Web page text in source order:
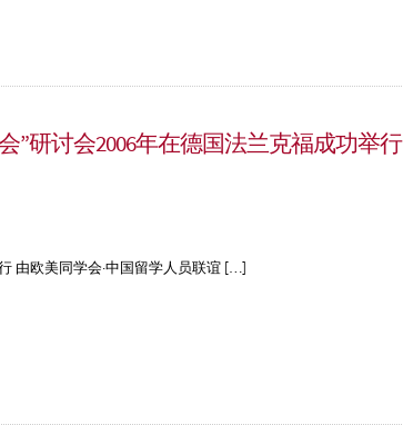
”研讨会2006年在德国法兰克福成功举行
由欧美同学会·中国留学人员联谊 […]